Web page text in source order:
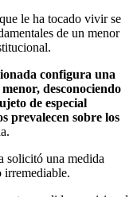
le ha tocado vivir se
de un menor
configura una
desconociendo
de especial
prevalecen sobre los
solicitó una medida
irremediable.